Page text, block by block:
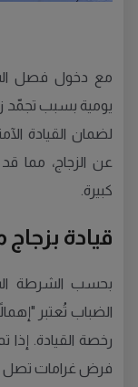
مع دخول فصل
يومية بسبب تجمّد
لضمان القيادة
عن الزجاج، مما
كبيرة.
قيادة
بحسب الشرطة
الضباب تُعتبر
رخصة القيادة. إذا
فرض غرامات تصل